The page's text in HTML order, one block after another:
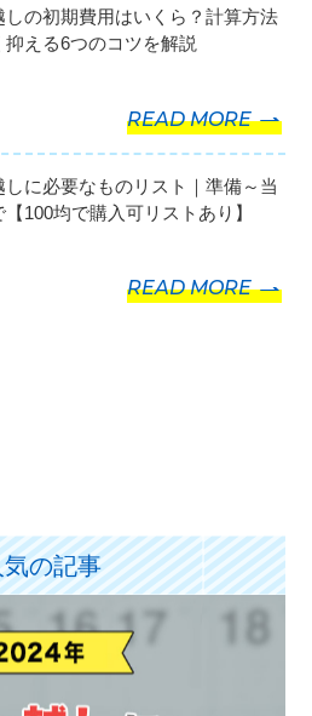
気の記事
しの初期費用はいくら？計算方法
抑える6つのコツを解説
READ MORE
しに必要なものリスト｜準備～当
【100均で購入可リストあり】
READ MORE